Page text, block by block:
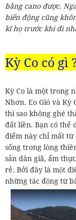
bằng cano được.
biển động cũng
kĩ họ trước khi đi
Kỳ Co có gì
Kỳ Co là một trong
Nhơn. Eo Gió và Kỳ
thì sao không ghé
đất liền. Bạn có thể
điểm này chỉ mất từ
sống trong lòng
sản dân giã, ẩm
rẻ. Bởi đây là một
những tác động từ